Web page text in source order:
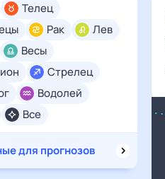
Все
Телец
Рак
Лев
Весы
Стрелец
Водолей
для прогнозов